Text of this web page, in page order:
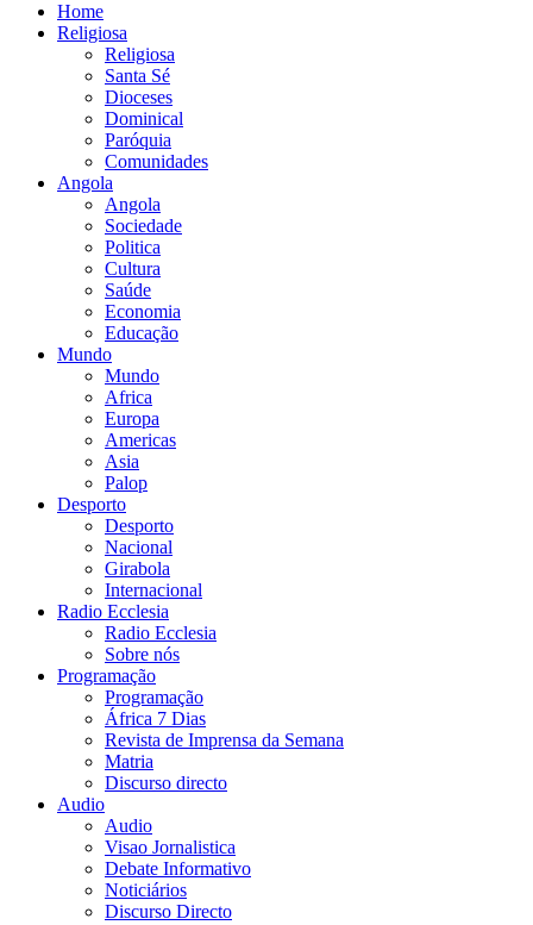
Home
Religiosa
Religiosa
Santa Sé
Dioceses
Dominical
Paróquia
Comunidades
Angola
Angola
Sociedade
Politica
Cultura
Saúde
Economia
Educação
Mundo
Mundo
Africa
Europa
Americas
Asia
Palop
Desporto
Desporto
Nacional
Girabola
Internacional
Radio Ecclesia
Radio Ecclesia
Sobre nós
Programação
Programação
África 7 Dias
Revista de Imprensa da Semana
Matria
Discurso directo
Audio
Audio
Visao Jornalistica
Debate Informativo
Noticiários
Discurso Directo